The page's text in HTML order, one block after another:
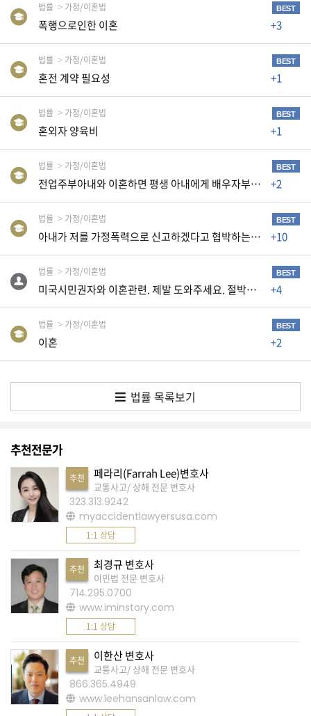
가
칼
럼
미
활
TIP
질
문
기
공
지
항
K
국
이
용
수
칙
내
확
인
랍
니
다
.
법률 가정/이혼법 BEST
폭행으로인한 이혼 +3
법률 가정/이혼법 BEST
혼전 계약 필요성 +1
법률 가정/이혼법 BEST
혼외자 양육비 +1
법률 가정/이혼법 BEST
전업주부아내와 이혼하면 평생 아내에게 배우자부양비를 줘야 하나요? +2
법률 가정/이혼법 BEST
아내가 저를 가정폭력으로 신고하겠다고 협박하는데요 +10
법률 가정/이혼법 BEST
미국시민권자와 이혼관련. 제발 도와주세요. 절박합니다... +4
법률 가정/이혼법 BEST
이혼 +2
법률 목록보기
추천전문가
추천 페라리(Farrah Lee)변호사
교통사고/ 상해 전문 변호사
323.313.9242
myaccidentlawyersusa.com
1:1 상담
추천 최경규 변호사
이민법 전문 변호사
714.295.0700
www.iminstory.com
1:1 상담
추천 이한산 변호사
교통사고/ 상해 전문 변호사
866.365.4949
www.leehansanlaw.com